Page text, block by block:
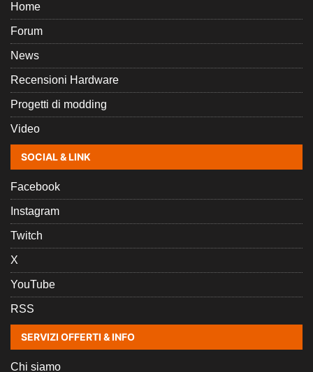
Home
Forum
News
Recensioni Hardware
Progetti di modding
Video
SOCIAL & LINK
Facebook
Instagram
Twitch
X
YouTube
RSS
SERVIZI OFFERTI & INFO
Chi siamo